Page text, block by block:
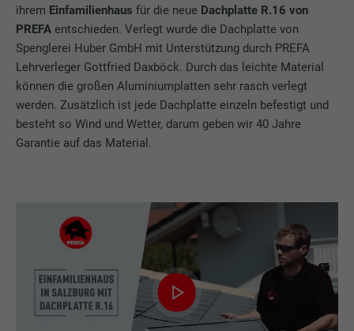
ihrem Einfamilienhausfür die neue Dachplatte R.16 von
PREFA entschieden. Verlegt wurde die Dachplatte von
Spenglerei Huber GmbH mit Unterstützung durch PREFA
Lehrverleger Gottfried Daxböck. Durch das leichte Material
können die großen Aluminiumplatten sehr rasch verlegt
werden. Zusätzlich ist jede Dachplatte einzeln befestigt und
besteht so Wind und Wetter, darum geben wir 40 Jahre
Garantie auf das Material.